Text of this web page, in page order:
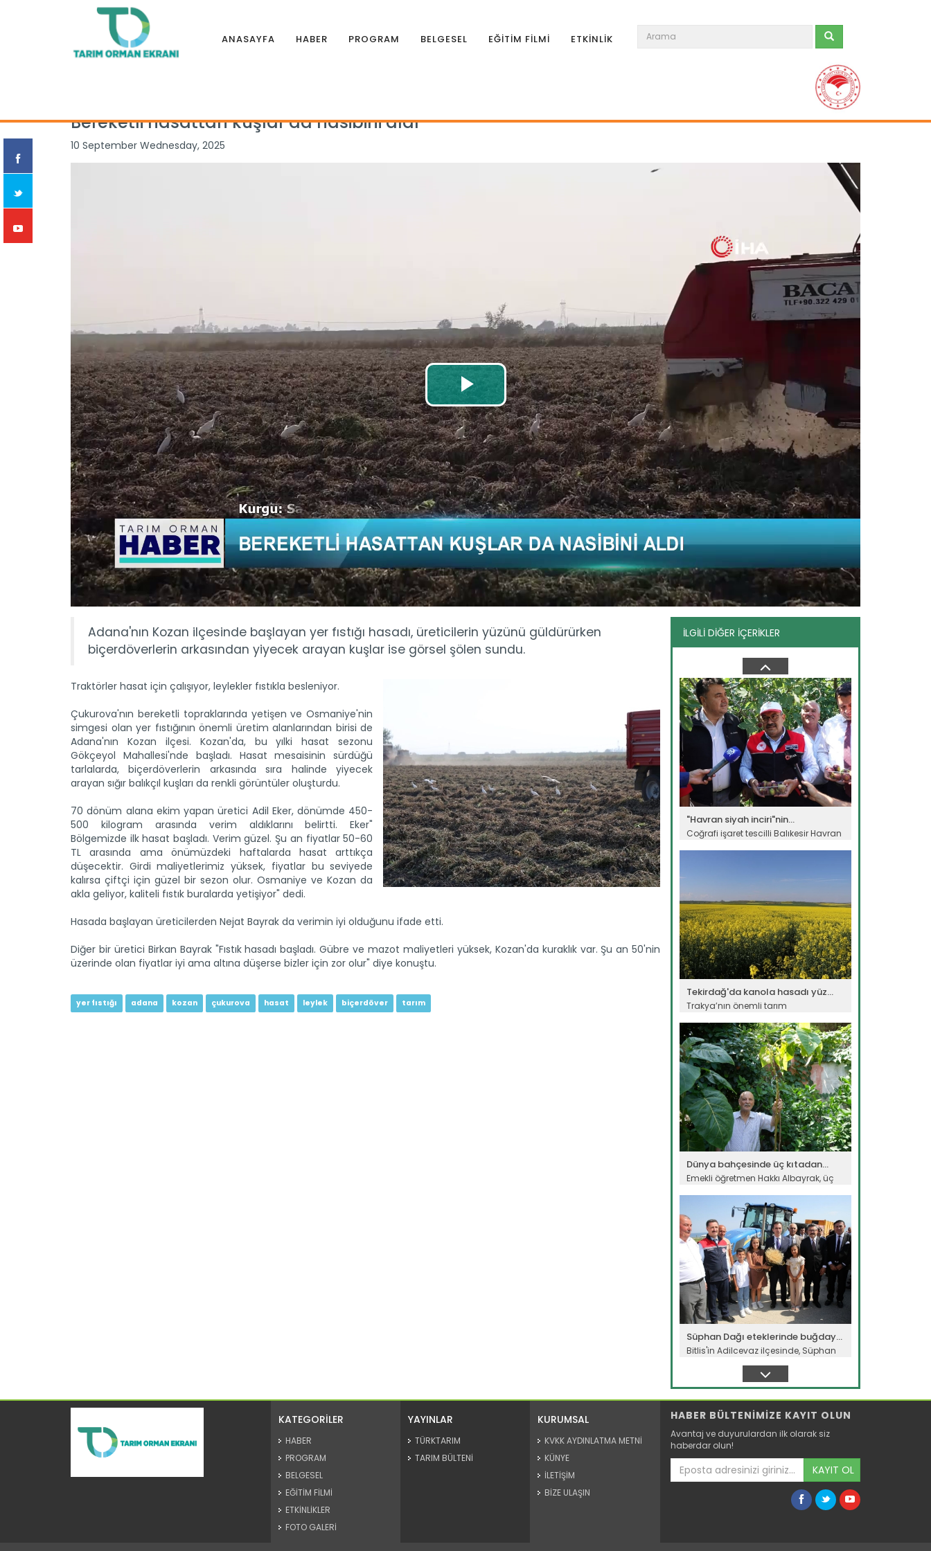
ANASAYFA HABER PROGRAM BELGESEL EĞİTİM FİLMİ ETKİNLİK
Bereketli hasattan kuşlar da nasibini aldı
10 September Wednesday, 2025
Adana'nın Kozan ilçesinde başlayan yer fıstığı hasadı, üreticilerin yüzünü güldürürken
biçerdöverlerin arkasından yiyecek arayan kuşlar ise görsel şölen sundu.
Traktörler hasat için çalışıyor, leylekler fıstıkla besleniyor.
Çukurova'nın bereketli topraklarında yetişen ve Osmaniye'nin
simgesi olan yer fıstığının önemli üretim alanlarından birisi de
Adana'nın Kozan ilçesi. Kozan'da, bu yılki hasat sezonu
Gökçeyol Mahallesi'nde başladı. Hasat mesaisinin sürdüğü
tarlalarda, biçerdöverlerin arkasında sıra halinde yiyecek
arayan sığır balıkçıl kuşları da renkli görüntüler oluşturdu.
70 dönüm alana ekim yapan üretici Adil Eker, dönümde 450-
500 kilogram arasında verim aldıklarını belirtti. Eker"
Bölgemizde ilk hasat başladı. Verim güzel. Şu an fiyatlar 50-60
TL arasında ama önümüzdeki haftalarda hasat arttıkça
düşecektir. Girdi maliyetlerimiz yüksek, fiyatlar bu seviyede
kalırsa çiftçi için güzel bir sezon olur. Osmaniye ve Kozan da
akla geliyor, kaliteli fıstık buralarda yetişiyor" dedi.
Hasada başlayan üreticilerden Nejat Bayrak da verimin iyi olduğunu ifade etti.
Diğer bir üretici Birkan Bayrak "Fıstık hasadı başladı. Gübre ve mazot maliyetleri yüksek, Kozan'da kuraklık var. Şu an 50'nin
üzerinde olan fiyatlar iyi ama altına düşerse bizler için zor olur" diye konuştu.
yer fıstığı adana kozan çukurova hasat leylek biçerdöver tarım
İLGİLİ DİĞER İÇERİKLER
Taşköprü sarımsağı...
Taşköprü Belediyesince bu yıl 36'ncısı
Sulama projesinde sona...
Tarım ve Orman Bakanlığı Devlet Su
İşleri Genel Müdürlüğünün...
Devamını Oku ->
Genç girişimci devlet...
Erzincan’ın Tercan ilçesinde
üniversite eğitimini tamamladıktan...
Devamını Oku ->
"Havran siyah inciri"nin...
Coğrafi işaret tescilli Balıkesir Havran
Tekirdağ'da kanola hasadı yüz...
Trakya’nın önemli tarım
Devamını Oku ->
Dünya bahçesinde üç kıtadan...
Emekli öğretmen Hakkı Albayrak, üç
Devamını Oku ->
Süphan Dağı eteklerinde buğday...
Bitlis'in Adilcevaz ilçesinde, Süphan
Meralarda susuzluk bitti, göç...
KATEGORİLER
HABER
PROGRAM
BELGESEL
EĞİTİM FİLMİ
ETKİNLİKLER
FOTO GALERİ
YAYINLAR
TÜRKTARIM
TARIM BÜLTENİ
KURUMSAL
KVKK AYDINLATMA METNİ
KÜNYE
İLETİŞİM
BİZE ULAŞIN
HABER BÜLTENİMİZE KAYIT OLUN
Avantaj ve duyurulardan ilk olarak siz
haberdar olun!
KAYIT OL